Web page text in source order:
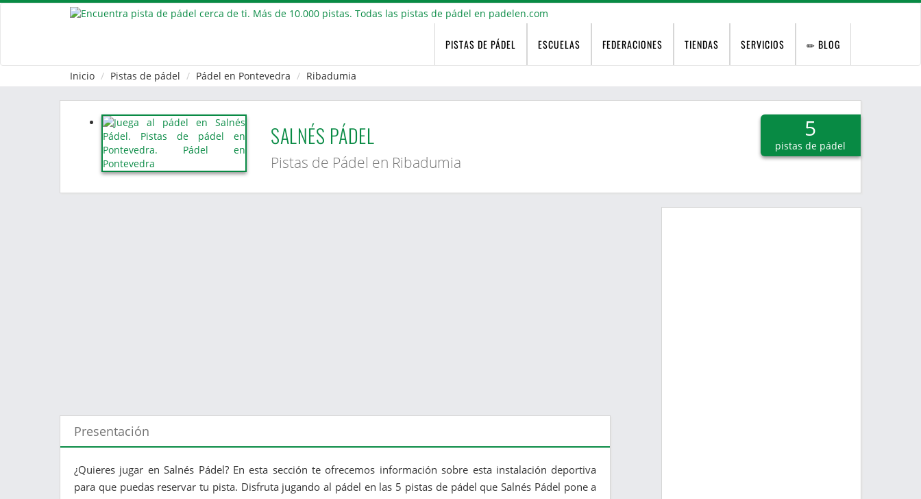
PISTAS DE PÁDEL ESCUELAS FEDERACIONES TIENDAS SERVICIOS BLOG
Inicio Pistas de pádel Pádel en Pontevedra Ribadumia
SALNÉS PÁDEL
Pistas de Pádel en Ribadumia
5
pistas de pádel
Presentación
¿Quieres jugar en Salnés Pádel? En esta sección te ofrecemos información sobre esta instalación deportiva
para que puedas reservar tu pista. Disfruta jugando al pádel en las 5 pistas de pádel que Salnés Pádel pone a